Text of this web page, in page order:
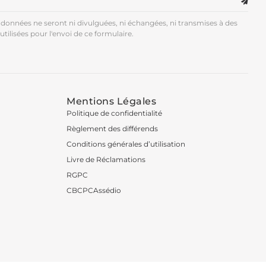
ne seront ni divulguées, ni échangées, ni transmises à des
pour l'envoi de ce formulaire.
Mentions Légales
Politique de confidentialité
Règlement des différends
Conditions générales d’utilisation
Livre de Réclamations
RGPC
CBCPCAssédio